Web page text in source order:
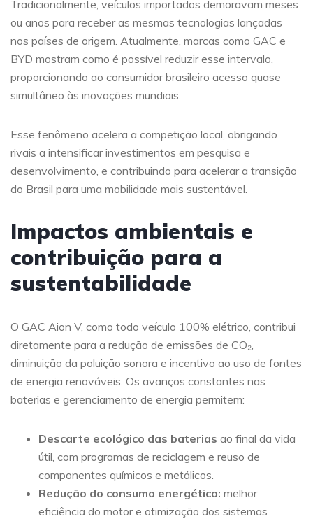
Tradicionalmente, veículos importados demoravam meses
ou anos para receber as mesmas tecnologias lançadas
nos países de origem. Atualmente, marcas como GAC e
BYD mostram como é possível reduzir esse intervalo,
proporcionando ao consumidor brasileiro acesso quase
simultâneo às inovações mundiais.
Esse fenômeno acelera a competição local, obrigando
rivais a intensificar investimentos em pesquisa e
desenvolvimento, e contribuindo para acelerar a transição
do Brasil para uma mobilidade mais sustentável.
Impactos ambientais e
contribuição para a
sustentabilidade
O GAC Aion V, como todo veículo 100% elétrico, contribui
diretamente para a redução de emissões de CO₂,
diminuição da poluição sonora e incentivo ao uso de fontes
de energia renováveis. Os avanços constantes nas
baterias e gerenciamento de energia permitem:
Descarte ecológico das baterias ao final da vida
útil, com programas de reciclagem e reuso de
componentes químicos e metálicos.
Redução do consumo energético: melhor
eficiência do motor e otimização dos sistemas